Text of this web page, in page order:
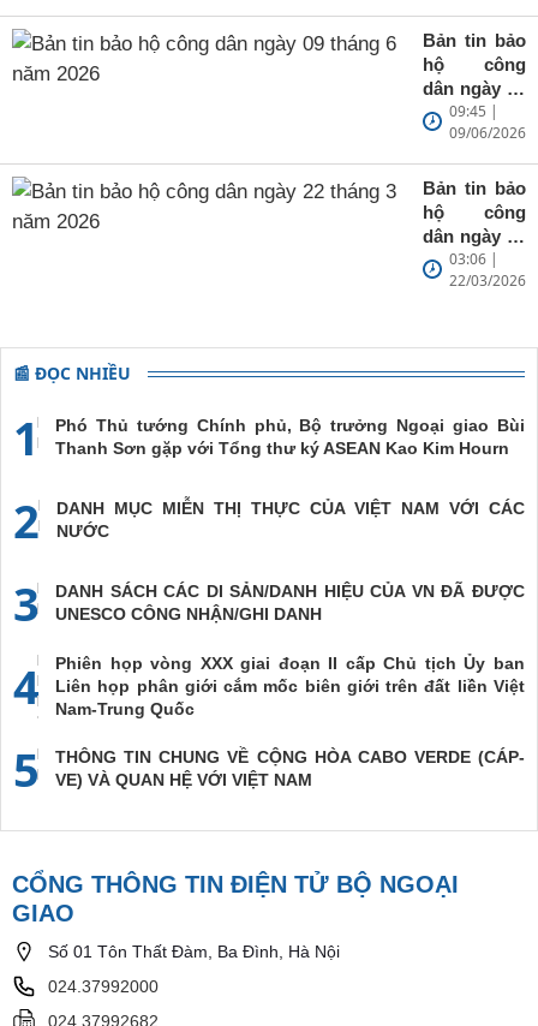
Bản tin bảo
hộ công
dân ngày 09
tháng 6 năm
2026
09:45 |
09/06/2026
Bản tin bảo
hộ công
dân ngày 22
tháng 3 năm
2026
03:06 |
22/03/2026
📰 ĐỌC NHIỀU
1
Phó Thủ tướng Chính phủ, Bộ trưởng Ngoại giao Bùi
Thanh Sơn gặp với Tổng thư ký ASEAN Kao Kim Hourn
2
DANH MỤC MIỄN THỊ THỰC CỦA VIỆT NAM VỚI CÁC
NƯỚC
3
DANH SÁCH CÁC DI SẢN/DANH HIỆU CỦA VN ĐÃ ĐƯỢC
UNESCO CÔNG NHẬN/GHI DANH
4
Phiên họp vòng XXX giai đoạn II cấp Chủ tịch Ủy ban
Liên họp phân giới cắm mốc biên giới trên đất liền Việt
Nam-Trung Quốc
5
THÔNG TIN CHUNG VỀ CỘNG HÒA CABO VERDE (CÁP-
VE) VÀ QUAN HỆ VỚI VIỆT NAM
CỔNG THÔNG TIN ĐIỆN TỬ BỘ NGOẠI
GIAO
Số 01 Tôn Thất Đàm, Ba Đình, Hà Nội
024.37992000
024.37992682